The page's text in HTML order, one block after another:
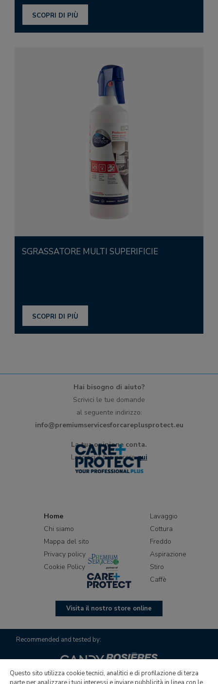
SCOPRI DI PIÙ
SGRASSATORE MULTI SUPERIFICIE
SCOPRI DI PIÙ
Hai bisogno di aiuto?
Scrivici le tue domande
al seguente indirizzo:
info@premiumservicesforcareplusprotect.eu
La tua opinione conta.
Lasciaci il tuo parerequi
Home
Chi siamo
Mappa del sito
Privacy policy
Cookie Policy
Lavaggio
Cottura
Freddo
Aspirazione
Stiro
Caffè
Visita il nostro store online
Recommended and tested by:
Questo sito utilizza cookie tecnici, analitici e di profilazione di terza